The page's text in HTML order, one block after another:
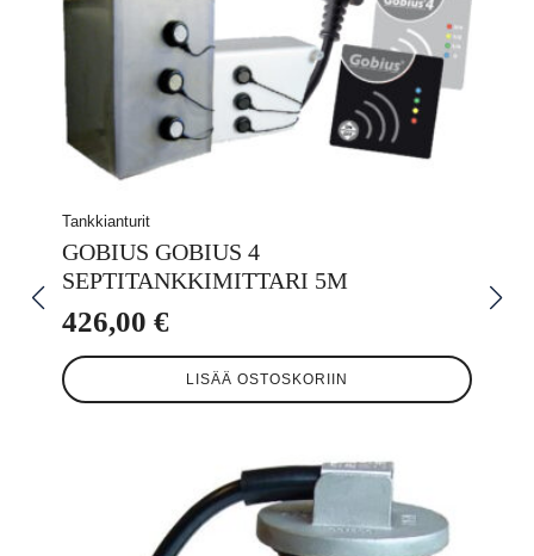
Tankkianturit
GOBIUS GOBIUS 4
SEPTITANKKIMITTARI 5M
426,00 €
LISÄÄ OSTOSKORIIN